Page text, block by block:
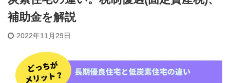
補助金を解説
2022年11月29日